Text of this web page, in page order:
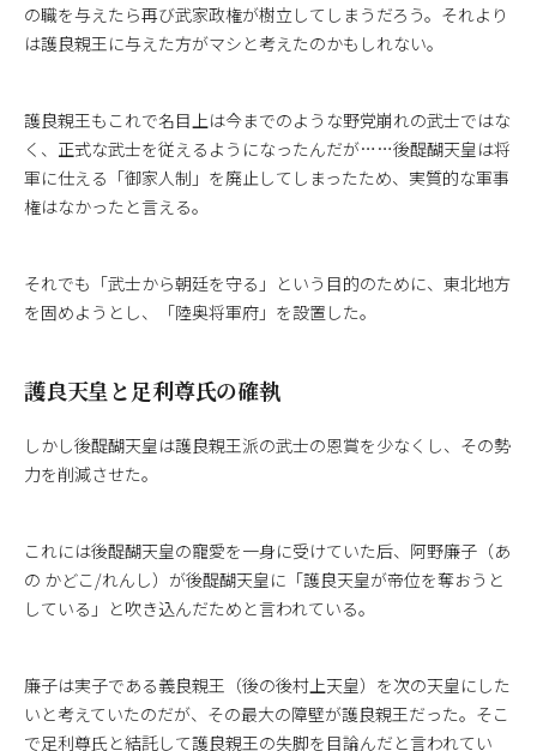
の職を与えたら再び武家政権が樹立してしまうだろう。それより
は護良親王に与えた方がマシと考えたのかもしれない。
護良親王もこれで名目上は今までのような野党崩れの武士ではな
く、正式な武士を従えるようになったんだが……後醍醐天皇は将
軍に仕える「御家人制」を廃止してしまったため、実質的な軍事
権はなかったと言える。
それでも「武士から朝廷を守る」という目的のために、東北地方
を固めようとし、「陸奥将軍府」を設置した。
護良天皇と足利尊氏の確執
しかし後醍醐天皇は護良親王派の武士の恩賞を少なくし、その勢
力を削減させた。
これには後醍醐天皇の寵愛を一身に受けていた后、阿野廉子（あ
の かどこ/れんし）が後醍醐天皇に「護良天皇が帝位を奪おうと
している」と吹き込んだためと言われている。
廉子は実子である義良親王（後の後村上天皇）を次の天皇にした
いと考えていたのだが、その最大の障壁が護良親王だった。そこ
で足利尊氏と結託して護良親王の失脚を目論んだと言われてい